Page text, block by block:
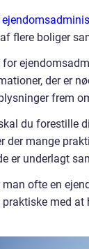
flere boliger
for
der er
frem
du forestille
der mange
er underlagt
ofte en
med